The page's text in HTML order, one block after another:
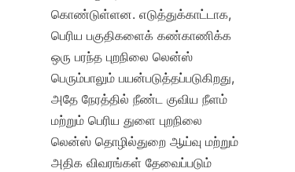
கொண்டுள்ளன. எடுத்துக்காட்டாக,
பெரிய பகுதிகளைக் கண்காணிக்க
ஒரு பரந்த புறநிலை லென்ஸ்
பெரும்பாலும் பயன்படுத்தப்படுகிறது,
அதே நேரத்தில் நீண்ட குவிய நீளம்
மற்றும் பெரிய துளை புறநிலை
லென்ஸ் தொழில்துறை ஆய்வு மற்றும்
அதிக விவரங்கள் தேவைப்படும்